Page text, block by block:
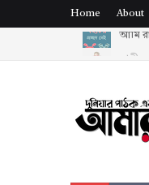
Home About